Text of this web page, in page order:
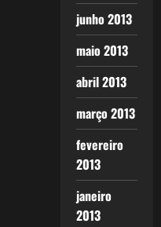
junho 2013
maio 2013
abril 2013
março 2013
fevereiro
2013
janeiro
2013